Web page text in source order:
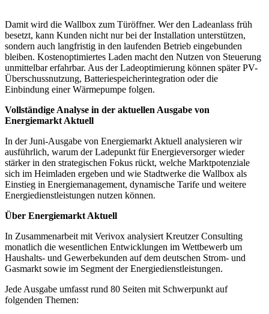
Damit wird die Wallbox zum Türöffner. Wer den Ladeanlass früh
besetzt, kann Kunden nicht nur bei der Installation unterstützen,
sondern auch langfristig in den laufenden Betrieb eingebunden
bleiben. Kostenoptimiertes Laden macht den Nutzen von Steuerung
unmittelbar erfahrbar. Aus der Ladeoptimierung können später PV-
Überschussnutzung, Batteriespeicherintegration oder die
Einbindung einer Wärmepumpe folgen.
Vollständige Analyse in der aktuellen Ausgabe von
Energiemarkt Aktuell
In der Juni-Ausgabe von Energiemarkt Aktuell analysieren wir
ausführlich, warum der Ladepunkt für Energieversorger wieder
stärker in den strategischen Fokus rückt, welche Marktpotenziale
sich im Heimladen ergeben und wie Stadtwerke die Wallbox als
Einstieg in Energiemanagement, dynamische Tarife und weitere
Energiedienstleistungen nutzen können.
Über Energiemarkt Aktuell
In Zusammenarbeit mit Verivox analysiert Kreutzer Consulting
monatlich die wesentlichen Entwicklungen im Wettbewerb um
Haushalts- und Gewerbekunden auf dem deutschen Strom- und
Gasmarkt sowie im Segment der Energiedienstleistungen.
Jede Ausgabe umfasst rund 80 Seiten mit Schwerpunkt auf
folgenden Themen: